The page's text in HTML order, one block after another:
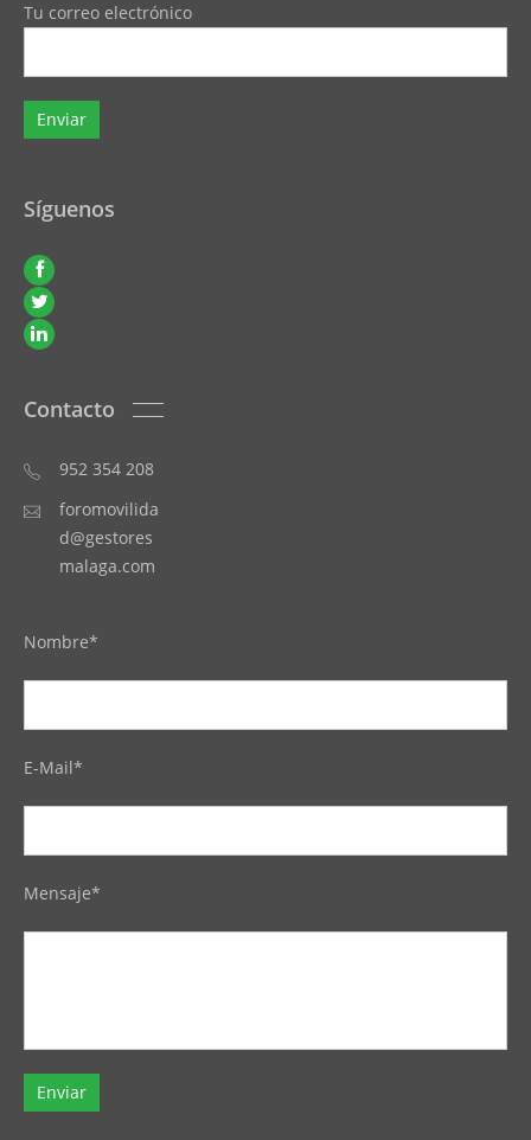
Tu correo electrónico
Síguenos
Contacto
952 354 208
foromovilida
d@gestores
malaga.com
Nombre*
E-Mail*
Mensaje*